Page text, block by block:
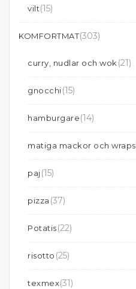
vilt(15)
KOMFORTMAT(303)
curry, nudlar och wok (21)
gnocchi(15)
hamburgare(14)
matiga mackor och wraps
paj(15)
pizza (37)
Potatis(22)
risotto (25)
texmex(31)